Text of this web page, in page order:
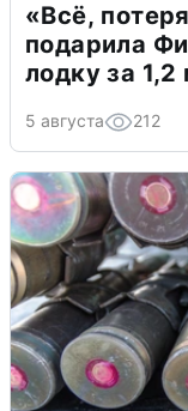
«Всё,
подарила
лодку за 1,2
5 августа 212